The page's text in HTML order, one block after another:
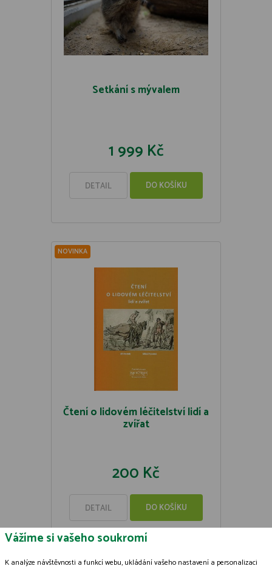
Setkání s mývalem
1 999 Kč
DETAIL DO KOŠÍKU
NOVINKA
Čtení o lidovém léčitelství lidí a
zvířat
200 Kč
DETAIL DO KOŠÍKU
Vážíme si vašeho soukromí
K analýze návštěvnosti a funkcí webu, ukládání vašeho nastavení a personalizaci